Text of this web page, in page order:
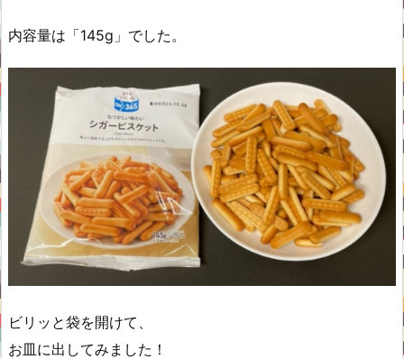
内容量は「145g」でした。
ビリッと袋を開けて、
お皿に出してみました！